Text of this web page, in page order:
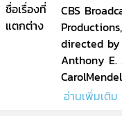
ชื่อเรื่องที่
แตกต่าง
CBS
directed
Anthony E.
Andrew
อ่านเพิ่มเติม